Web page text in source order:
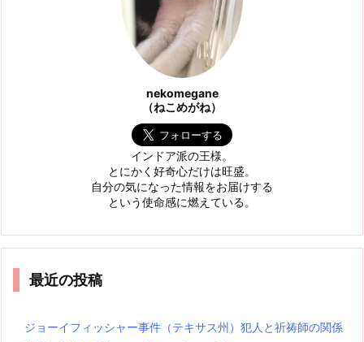
nekomegane
（ねこめがね）
インドア派の王様。
とにかく好奇心だけは旺盛。
自分の気になった情報をお届けする
という使命感に燃えている。
最近の投稿
ジョーイフィッシャー事件（テキサス州）犯人と祈祷師の関係